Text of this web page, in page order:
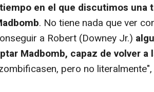
en el que discutimos una
. No tiene nada que ver
a Robert (Downey Jr.)
Madbomb, capaz de volver a
pero no